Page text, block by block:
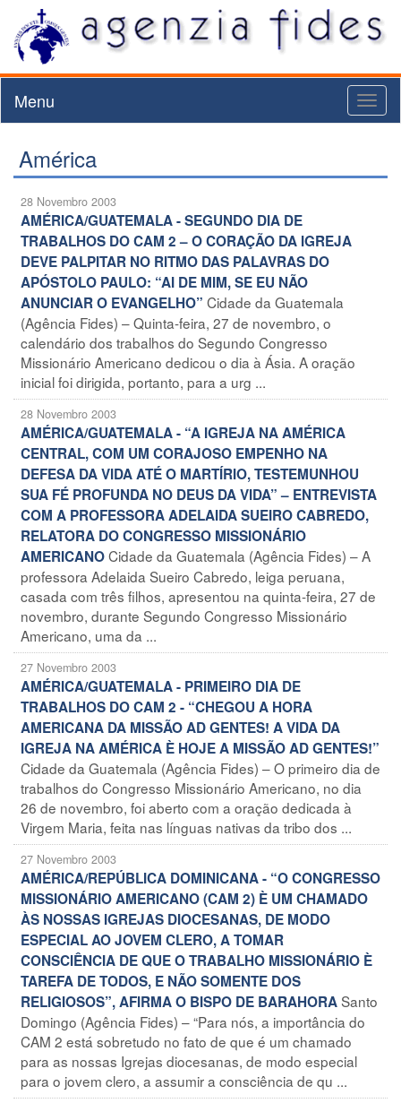
Menu
América
28 Novembro 2003
AMÉRICA/GUATEMALA - SEGUNDO DIA DE
TRABALHOS DO CAM 2 – O CORAÇÃO DA IGREJA
DEVE PALPITAR NO RITMO DAS PALAVRAS DO
APÓSTOLO PAULO: “AI DE MIM, SE EU NÃO
ANUNCIAR O EVANGELHO” Cidade da Guatemala
(Agência Fides) – Quinta-feira, 27 de novembro, o
calendário dos trabalhos do Segundo Congresso
Missionário Americano dedicou o dia à Ásia. A oração
inicial foi dirigida, portanto, para a urg ...
28 Novembro 2003
AMÉRICA/GUATEMALA - “A IGREJA NA AMÉRICA
CENTRAL, COM UM CORAJOSO EMPENHO NA
DEFESA DA VIDA ATÉ O MARTÍRIO, TESTEMUNHOU
SUA FÉ PROFUNDA NO DEUS DA VIDA” – ENTREVISTA
COM A PROFESSORA ADELAIDA SUEIRO CABREDO,
RELATORA DO CONGRESSO MISSIONÁRIO
AMERICANOCidade da Guatemala (Agência Fides) – A
professora Adelaida Sueiro Cabredo, leiga peruana,
casada com três filhos, apresentou na quinta-feira, 27 de
novembro, durante Segundo Congresso Missionário
Americano, uma da ...
27 Novembro 2003
AMÉRICA/GUATEMALA - PRIMEIRO DIA DE
TRABALHOS DO CAM 2 - “CHEGOU A HORA
AMERICANA DA MISSÃO AD GENTES! A VIDA DA
IGREJA NA AMÉRICA È HOJE A MISSÃO AD GENTES!”
Cidade da Guatemala (Agência Fides) – O primeiro dia de
trabalhos do Congresso Missionário Americano, no dia
26 de novembro, foi aberto com a oração dedicada à
Virgem Maria, feita nas línguas nativas da tribo dos ...
27 Novembro 2003
AMÉRICA/REPÚBLICA DOMINICANA - “O CONGRESSO
MISSIONÁRIO AMERICANO (CAM 2) È UM CHAMADO
ÀS NOSSAS IGREJAS DIOCESANAS, DE MODO
ESPECIAL AO JOVEM CLERO, A TOMAR
CONSCIÊNCIA DE QUE O TRABALHO MISSIONÁRIO È
TAREFA DE TODOS, E NÃO SOMENTE DOS
RELIGIOSOS”, AFIRMA O BISPO DE BARAHORASanto
Domingo (Agência Fides) – “Para nós, a importância do
CAM 2 está sobretudo no fato de que é um chamado
para as nossas Igrejas diocesanas, de modo especial
para o jovem clero, a assumir a consciência de qu ...